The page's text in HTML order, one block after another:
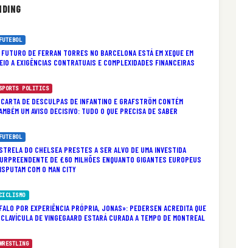
FUTEBOL
FUTURO DE FERRAN TORRES NO BARCELONA ESTÁ EM XEQUE EM
A EXIGÊNCIAS CONTRATUAIS E COMPLEXIDADES FINANCEIRAS
SPORTS POLITICS
DE DESCULPAS DE INFANTINO E GRAFSTRÖM CONTÉM
UM AVISO DECISIVO: TUDO O QUE PRECISA DE SABER
FUTEBOL
DO CHELSEA PRESTES A SER ALVO DE UMA INVESTIDA
DE £60 MILHÕES ENQUANTO GIGANTES EUROPEUS
COM O MAN CITY
CICLISMO
POR EXPERIÊNCIA PRÓPRIA, JONAS»: PEDERSEN ACREDITA QUE
DE VINGEGAARD ESTARÁ CURADA A TEMPO DE MONTREAL